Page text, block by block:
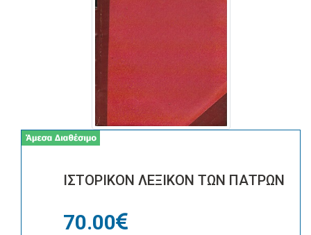
ΙΣΤΟΡΙΚΟΝ ΛΕΞΙΚΟΝ ΤΩΝ ΠΑΤΡΩΝ
70.00